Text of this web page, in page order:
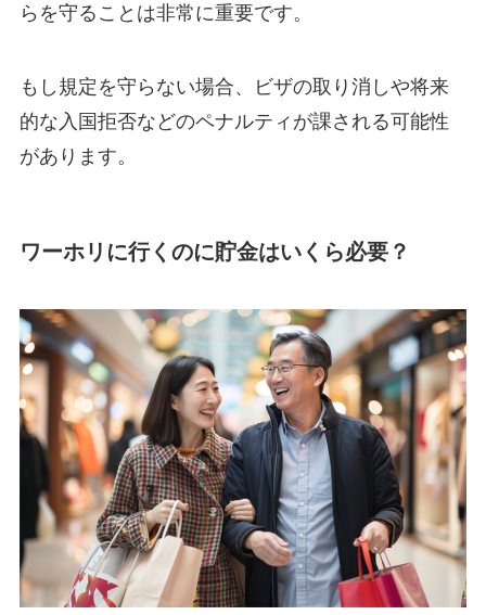
らを守ることは非常に重要です。
もし規定を守らない場合、ビザの取り消しや将来
的な入国拒否などのペナルティが課される可能性
があります。
ワーホリに行くのに貯金はいくら必要？